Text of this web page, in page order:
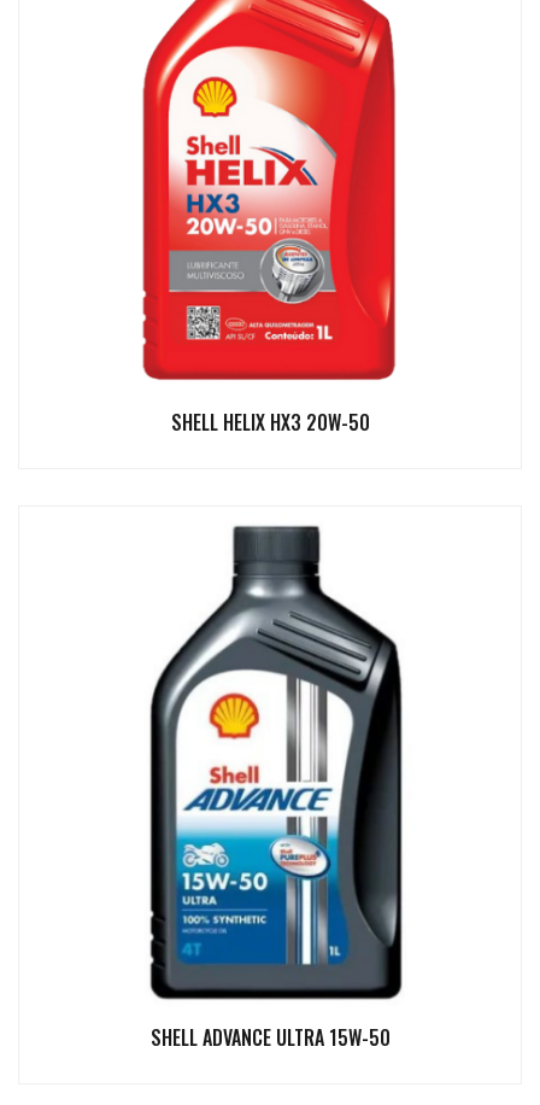
SHELL HELIX HX3 20W-50
SHELL ADVANCE ULTRA 15W-50